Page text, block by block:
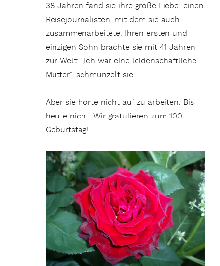
38 Jahren fand sie ihre große Liebe, einen
Reisejournalisten, mit dem sie auch
zusammenarbeitete. Ihren ersten und
einzigen Sohn brachte sie mit 41 Jahren
zur Welt: „Ich war eine leidenschaftliche
Mutter“, schmunzelt sie.
Aber sie hörte nicht auf zu arbeiten. Bis
heute nicht. Wir gratulieren zum 100.
Geburtstag!